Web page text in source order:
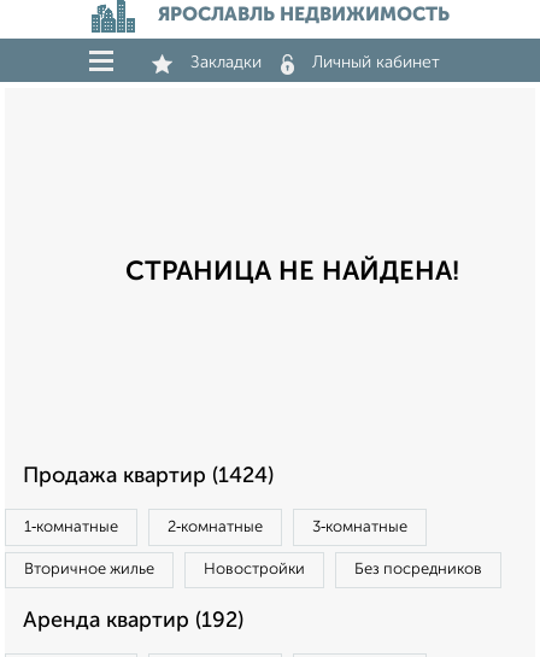
ЯРОСЛАВЛЬ НЕДВИЖИМОСТЬ
Закладки Личный кабинет
СТРАНИЦА НЕ НАЙДЕНА!
Продажа квартир (1424)
1‑комнатные 2‑комнатные 3‑комнатные
Вторичное жилье Новостройки Без посредников
Аренда квартир (192)